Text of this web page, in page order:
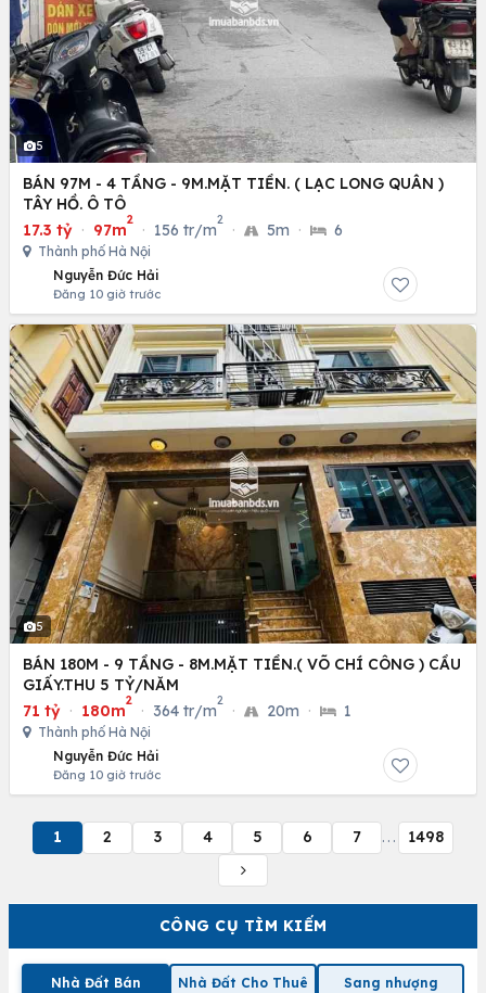
CÔNG CỤ TÌM KIẾM
Nhà Đất Bán Nhà Đất Cho Thuê Sang nhượng
5
BÁN 97M - 4 TẦNG - 9M.MẶT TIỀN. ( LẠC LONG QUÂN )
TÂY HỒ. Ô TÔ
17.3 tỷ · 97m
2
· 156 tr/m
2
· 5m · 6
Thành phố Hà Nội
Nguyễn Đức Hải
Đăng 10 giờ trước
5
BÁN 180M - 9 TẦNG - 8M.MẶT TIỀN.( VÕ CHÍ CÔNG ) CẦU
GIẤY.THU 5 TỶ/NĂM
71 tỷ · 180m
2
· 364 tr/m
2
· 20m · 1
Thành phố Hà Nội
Nguyễn Đức Hải
Đăng 10 giờ trước
1 2 3 4 5 6 7 ... 1498